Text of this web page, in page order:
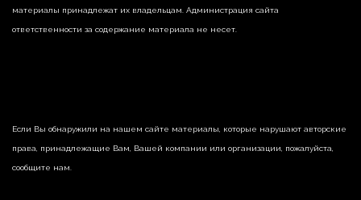
материалы принадлежат их владельцам. Администрация сайта
ответственности за содержание материала не несет.
Если Вы обнаружили на нашем сайте материалы, которые нарушают авторские
права, принадлежащие Вам, Вашей компании или организации, пожалуйста,
сообщите нам.